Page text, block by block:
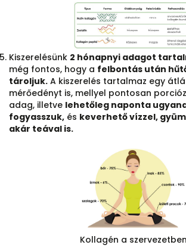
Kiszerelésünk 2 hónapnyi adagot
még fontos, hogy a felbontás után
tároljuk. A kiszerelés tartalmaz egy
mérőedényt is, mellyel pontosan
adag, illetve lehetőleg naponta
fogyasszuk, és keverhető vízzel,
akár teával is.
Kollagén a szervezetben